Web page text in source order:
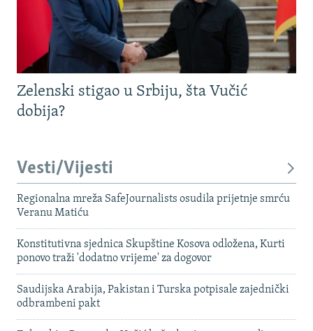
Zelenski stigao u Srbiju, šta Vučić
dobija?
Vesti/Vijesti
Regionalna mreža SafeJournalists osudila prijetnje smrću
Veranu Matiću
Konstitutivna sjednica Skupštine Kosova odložena, Kurti
ponovo traži 'dodatno vrijeme' za dogovor
Saudijska Arabija, Pakistan i Turska potpisale zajednički
odbrambeni pakt